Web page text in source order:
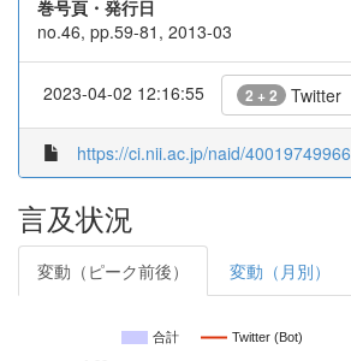
巻号頁・発行日
no.46, pp.59-81, 2013-03
2023-04-02 12:16:55 2 + 2 Twitter
https://ci.nii.ac.jp/naid/40019749966
言及状況
変動（ピーク前後） 変動（月別）
合計 Twitter (Bot)